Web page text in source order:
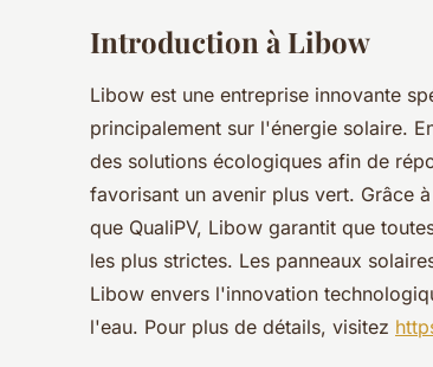
Introduction à Libow
Libow est une entreprise innovante
principalement sur l'énergie solaire.
des solutions écologiques afin de
favorisant un avenir plus vert. Grâce
que QualiPV, Libow garantit que
les plus strictes. Les panneaux
Libow envers l'innovation
l'eau. Pour plus de détails, visitez